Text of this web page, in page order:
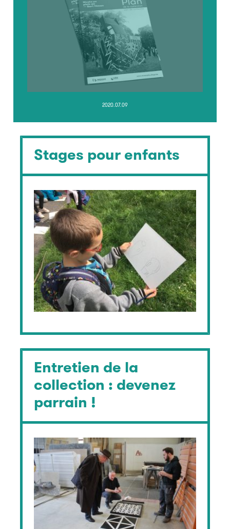
2020.07.09
Stages pour enfants
Entretien de la
collection : devenez
parrain !